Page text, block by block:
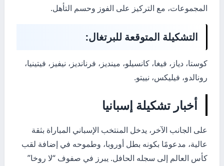
المجموعات، مع التركيز على الفوز وحسم التأهل.
التشكيلة المتوقعة للبرتغال:
كوستا، دياز، فيغا، كانسيلو، مينديز، فرنانديز، نيفيز، فيتينيا،
رونالدو، فيليكس، نييتو.
أخبار تشكيلة إسبانيا
على الجانب الآخر، يدخل المنتخب الإسباني المباراة بثقة
عالية، مدعومًا بكونه بطل أوروبا، وطموحه في إضافة لقب
كأس العالم إلى سجله الحافل. يبرز في صفوف “لا روخا”